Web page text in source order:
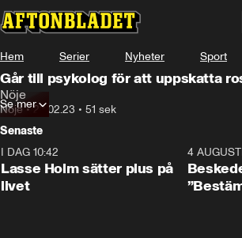
Hem Serier Nyheter Sport
Går till psykolog för att uppskatta
Nöje
Nöje•23.02.23 • 51 sek
Se mer
Senaste
I DAG 10:42
Lasse Holm sätter plus på
livet
4